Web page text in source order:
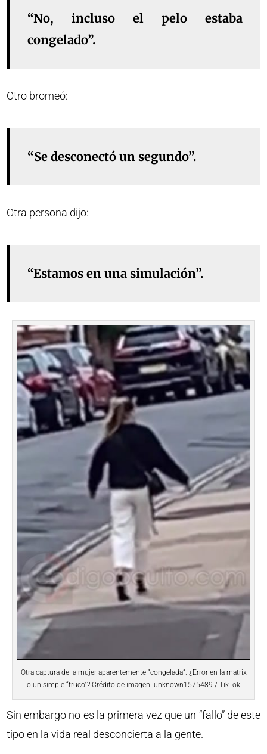
“No, incluso el pelo estaba
congelado”.
Otro bromeó:
“Se desconectó un segundo”.
Otra persona dijo:
“Estamos en una simulación”.
Otra captura de la mujer aparentemente “congelada”. ¿Error en la matrix
o un simple “truco”? Crédito de imagen: unknown1575489 / TikTok
Sin embargo no es la primera vez que un “fallo” de este
tipo en la vida real desconcierta a la gente.